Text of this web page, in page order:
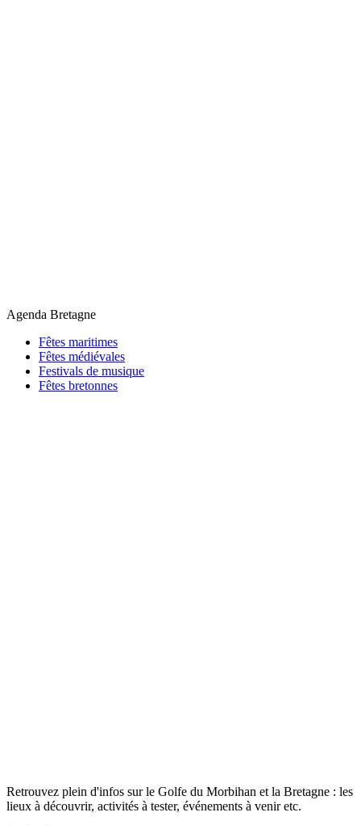
Agenda Bretagne
Fêtes maritimes
Fêtes médiévales
Festivals de musique
Fêtes bretonnes
Retrouvez plein d'infos sur le Golfe du Morbihan et la Bretagne : les
lieux à découvrir, activités à tester, événements à venir etc.